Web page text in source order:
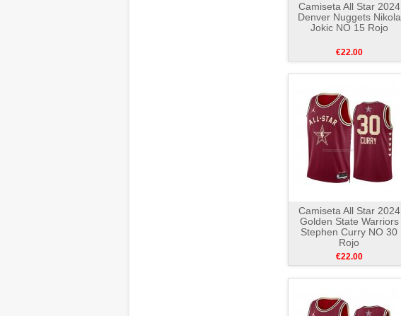
Camiseta All Star 2024
Denver Nuggets Nikola
Jokic NO 15 Rojo
€22.00
Camiseta All Star 2024
Golden State Warriors
Stephen Curry NO 30
Rojo
€22.00